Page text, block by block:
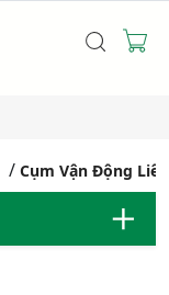
Cụm Vận Động